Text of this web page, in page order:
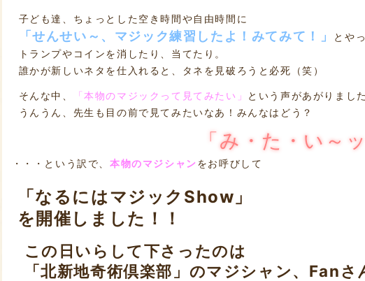
子ども達、ちょっとした空き時間や自由時間に
「せんせい～、マジック練習したよ！みてみて！」
とや
トランプやコインを消したり、当てたり。
誰かが新しいネタを仕入れると、タネを見破ろうと必死（笑）
そんな中、 「本物のマジックって見てみたい」
という声があがりまし
うんうん、先生も目の前で見てみたいなあ！みんなはどう？
「み・た・い～
・・・という訳で、本物のマジシャン をお呼びして
「なるにはマジックShow」
を開催しました！！
この日いらして下さったのは
「北新地奇術倶楽部」のマジシャン、Fanさ